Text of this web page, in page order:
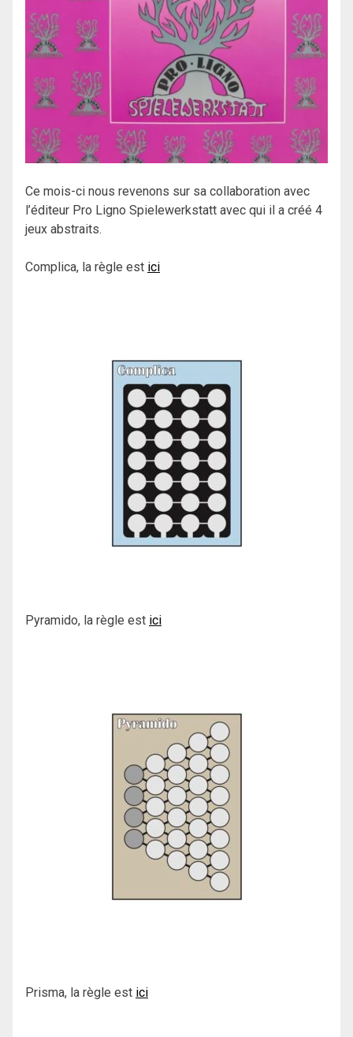
Ce mois-ci nous revenons sur sa collaboration avec
l’éditeur Pro Ligno Spielewerkstatt avec qui il a créé 4
jeux abstraits.
Complica, la règle est ici
Pyramido, la règle est ici
Prisma, la règle est ici